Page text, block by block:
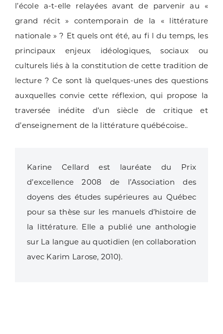
l’école a-t-elle relayées avant de parvenir au «
grand récit » contemporain de la « littérature
nationale » ? Et quels ont été, au fi l du temps, les
principaux enjeux idéologiques, sociaux ou
culturels liés à la constitution de cette tradition de
lecture ? Ce sont là quelques-unes des questions
auxquelles convie cette réflexion, qui propose la
traversée inédite d’un siècle de critique et
d’enseignement de la littérature québécoise..
Karine Cellard est lauréate du Prix
d’excellence 2008 de l’Association des
doyens des études supérieures au Québec
pour sa thèse sur les manuels d’histoire de
la littérature. Elle a publié une anthologie
sur La langue au quotidien (en collaboration
avec Karim Larose, 2010).